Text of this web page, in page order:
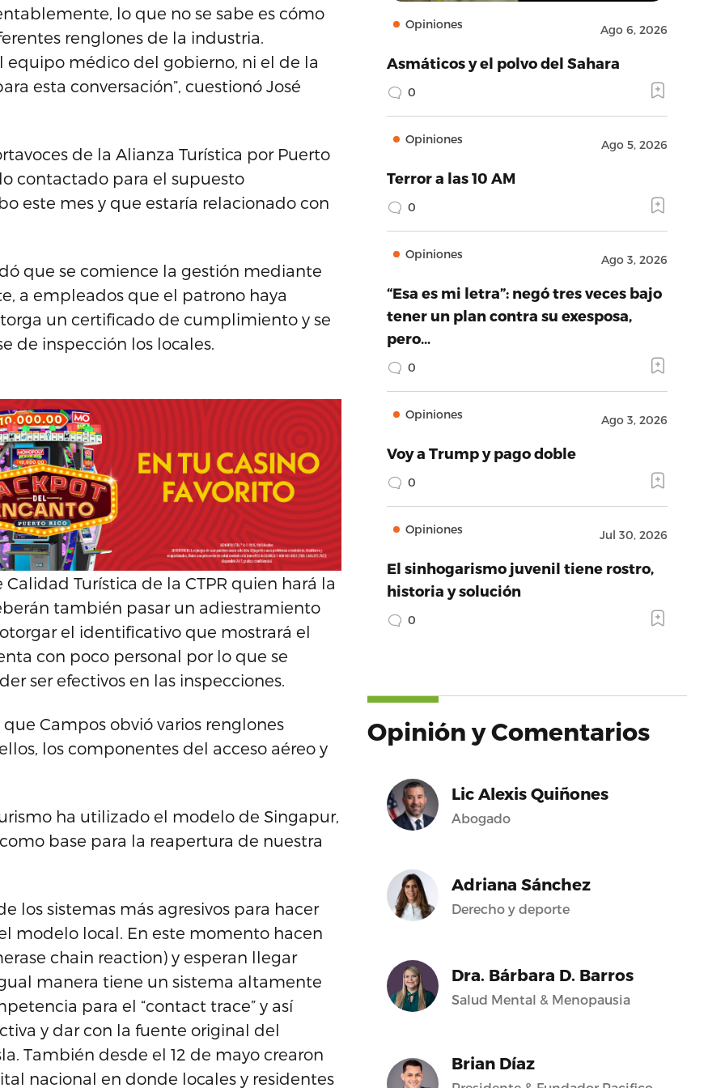
lo que no se sabe es cómo
renglones de la industria.
equipo médico del gobierno, ni el de la
esta conversación”, cuestionó José
de la Alianza Turística por Puerto
contactado para el supuesto
este mes y que estaría relacionado con
que se comience la gestión mediante
a empleados que el patrono haya
un certificado de cumplimiento y se
de inspección los locales.
Turística de la CTPR quien hará la
también pasar un adiestramiento
el identificativo que mostrará el
con poco personal por lo que se
ser efectivos en las inspecciones.
Campos obvió varios renglones
los componentes del acceso aéreo y
ha utilizado el modelo de Singapur,
base para la reapertura de nuestra
los sistemas más agresivos para hacer
modelo local. En este momento hacen
chain reaction) y esperan llegar
manera tiene un sistema altamente
para el “contact trace” y así
y dar con la fuente original del
También desde el 12 de mayo crearon
nacional en donde locales y residentes
Opiniones Ago 6, 2026
Asmáticos y el polvo del Sahara
0
Opiniones Ago 5, 2026
Terror a las 10 AM
0
Opiniones Ago 3, 2026
“Esa es mi letra”: negó tres veces bajo
tener un plan contra su exesposa,
pero…
0
Opiniones Ago 3, 2026
Voy a Trump y pago doble
0
Opiniones Jul 30, 2026
El sinhogarismo juvenil tiene rostro,
historia y solución
0
Opinión y Comentarios
Lic Alexis Quiñones
Abogado
Adriana Sánchez
Derecho y deporte
Dra. Bárbara D. Barros
Salud Mental & Menopausia
Brian Díaz